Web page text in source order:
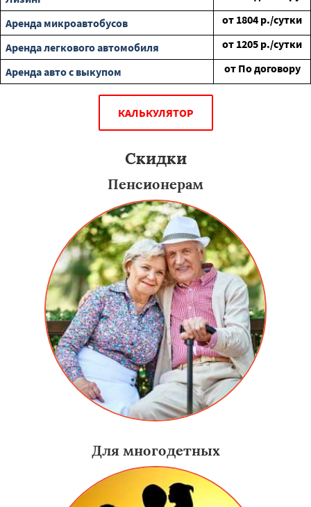
Аренда микроавтобусов
от 1804 р./сутки
Аренда легкового автомобиля
от 1205 р./сутки
Аренда авто с выкупом
от По договору
КАЛЬКУЛЯТОР
Скидки
Пенсионерам
Для многодетных